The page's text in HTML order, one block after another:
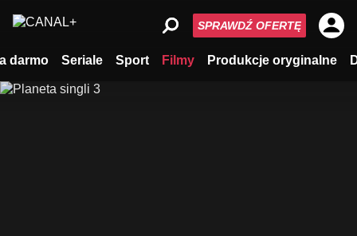
darmo Seriale Sport Filmy Produkcje oryginalne
SPRAWDŹ OFERTĘ